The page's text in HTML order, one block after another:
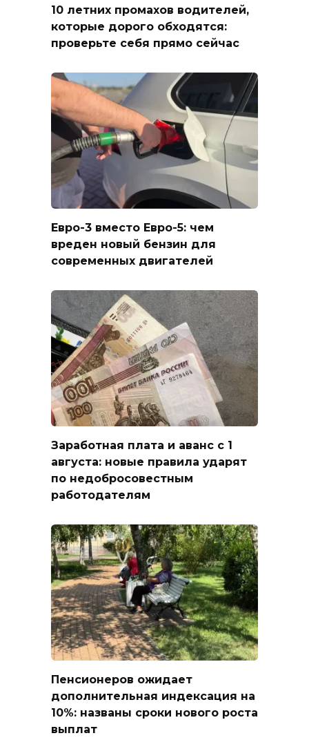
10 летних промахов водителей,
которые дорого обходятся:
проверьте себя прямо сейчас
Евро-3 вместо Евро-5: чем
вреден новый бензин для
современных двигателей
Заработная плата и аванс с 1
августа: новые правила ударят
по недобросовестным
работодателям
Пенсионеров ожидает
дополнительная индексация на
10%: названы сроки нового роста
выплат